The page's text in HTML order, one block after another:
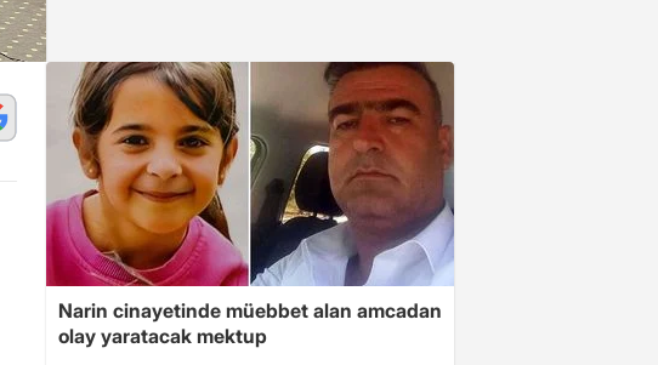
Narin cinayetinde müebbet alan amcadan
olay yaratacak mektup